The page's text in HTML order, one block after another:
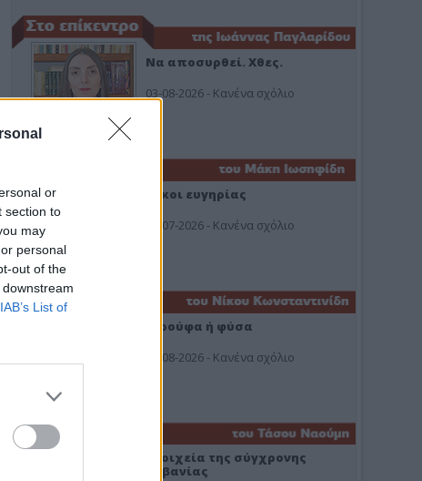
or
section to
may
personal
out of the
IAB’s List of
Να αποσυρθεί. Χθες.
03-08-2026 - Κανένα σχόλιο
Οίκοι ευγηρίας
24-07-2026 - Κανένα σχόλιο
Ή ρούφα ή φύσα
03-08-2026 - Κανένα σχόλιο
Στοιχεία της σύγχρονης
Αλβανίας